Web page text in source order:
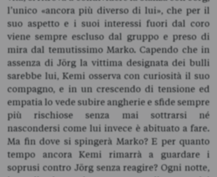
l’unico «ancora più diverso di lui», che per il
suo aspetto e i suoi interessi fuori dal coro
viene sempre escluso dal gruppo e preso di
mira dal temutissimo Marko. Capendo che in
assenza di Jörg la vittima designata dei bulli
sarebbe lui, Kemi osserva con curiosità il suo
compagno, e in un crescendo di tensione ed
empatia lo vede subire angherie e sfide sempre
più rischiose senza mai sottrarsi né
nascondersi come lui invece è abituato a fare.
Ma fin dove si spingerà Marko? E per quanto
tempo ancora Kemi rimarrà a guardare i
soprusi contro Jörg senza reagire? Ogni notte,